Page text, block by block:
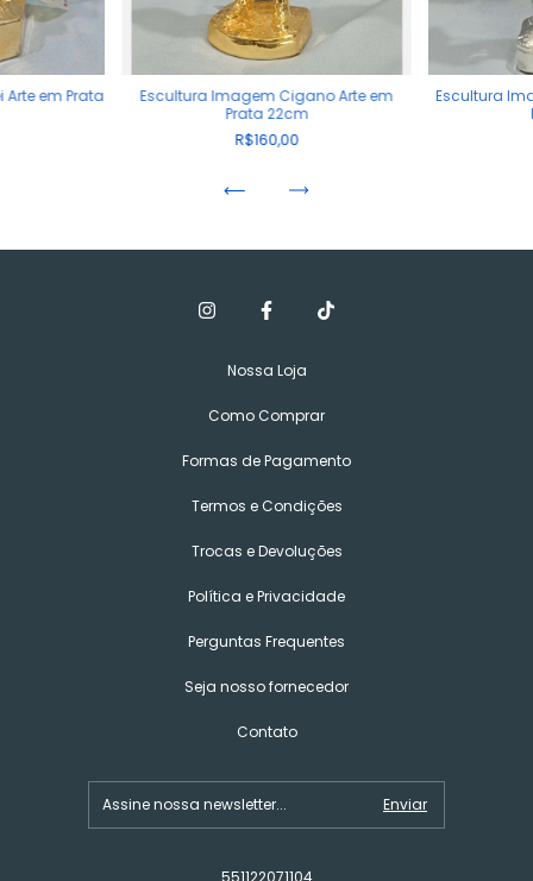
Arte em Prata
Escultura Imagem Cigano Arte em
Prata 22cm
R$160,00
Escultura
Nossa Loja
Como Comprar
Formas de Pagamento
Termos e Condições
Trocas e Devoluções
Política e Privacidade
Perguntas Frequentes
Seja nosso fornecedor
Contato